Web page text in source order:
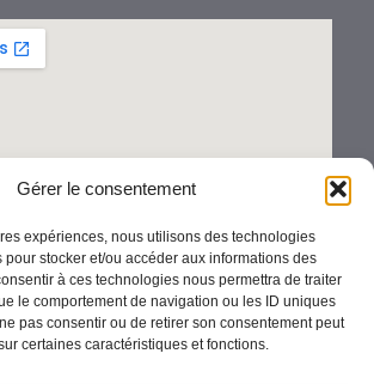
Gérer le consentement
expériences, nous utilisons des technologies
stocker et/ou accéder aux informations des
à ces technologies nous permettra de traiter
le comportement de navigation ou les ID uniques
pas consentir ou de retirer son consentement peut
certaines caractéristiques et fonctions.